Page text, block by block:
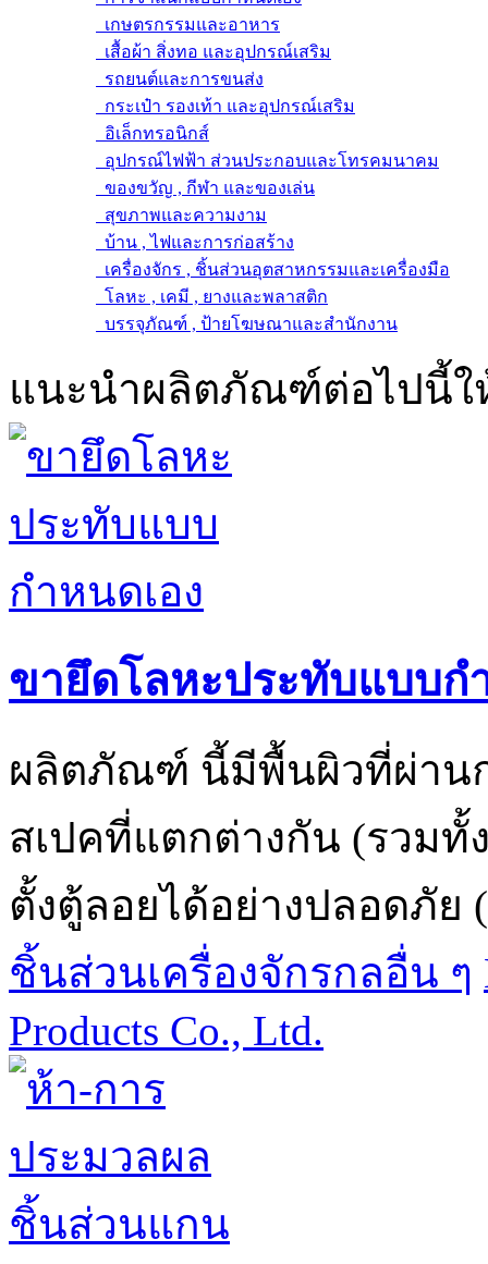
เกษตรกรรมและอาหาร
เสื้อผ้า สิ่งทอ และอุปกรณ์เสริม
รถยนต์และการขนส่ง
กระเป๋า รองเท้า และอุปกรณ์เสริม
อิเล็กทรอนิกส์
อุปกรณ์ไฟฟ้า ส่วนประกอบและโทรคมนาคม
ของขวัญ , กีฬา และของเล่น
สุขภาพและความงาม
บ้าน , ไฟและการก่อสร้าง
เครื่องจักร , ชิ้นส่วนอุตสาหกรรมและเครื่องมือ
โลหะ , เคมี , ยางและพลาสติก
บรรจุภัณฑ์ , ป้ายโฆษณาและสำนักงาน
แนะนำผลิตภัณฑ์ต่อไปนี้
ขายึดโลหะประทับแบบก
ผลิตภัณฑ์ นี้มีพื้นผิวที่ผ่าน
สเปคที่แตกต่างกัน (รวม
ตั้งตู้ลอยได้อย่างปลอดภัย (
ชิ้นส่วนเครื่องจักรกลอื่น ๆ
Products Co., Ltd.